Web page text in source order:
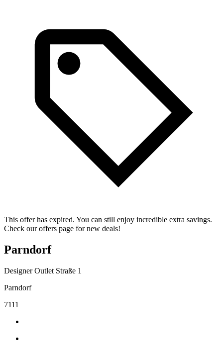
This offer has expired. You can still enjoy incredible extra savings.
Check our offers page for new deals!
Parndorf
Designer Outlet Straße 1
Parndorf
7111